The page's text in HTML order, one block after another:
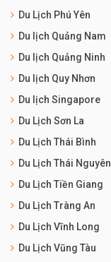
Du Lịch Phú Yên
Du lịch Quảng Nam
Du lịch Quảng Ninh
Du lịch Quy Nhơn
Du lịch Singapore
Du Lịch Sơn La
Du Lịch Thái Bình
Du Lịch Thái Nguyên
Du Lịch Tiền Giang
Du Lịch Tràng An
Du Lịch Vĩnh Long
Du Lịch Vũng Tàu